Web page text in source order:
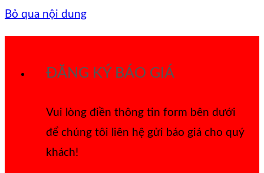
Bỏ qua nội dung
ĐĂNG KÝ BÁO GIÁ
Vui lòng điền thông tin form bên dưới
để chúng tôi liên hệ gửi báo giá cho quý
khách!